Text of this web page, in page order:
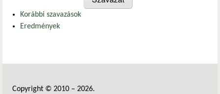
Korábbi szavazások
Eredmények
Copyright © 2010 – 2026.